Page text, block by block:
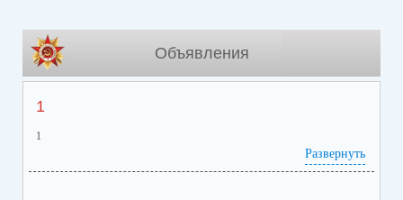
Объявления
1
1
Развернуть